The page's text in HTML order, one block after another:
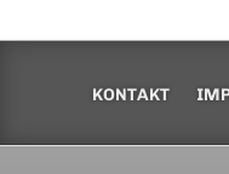
KONTAKT